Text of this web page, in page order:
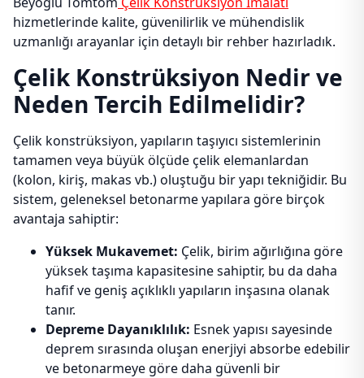
hizmetlerinde kalite, güvenilirlik ve mühendislik
uzmanlığı arayanlar için detaylı bir rehber hazırladık.
Çelik Konstrüksiyon Nedir ve
Neden Tercih Edilmelidir?
Çelik konstrüksiyon, yapıların taşıyıcı sistemlerinin
tamamen veya büyük ölçüde çelik elemanlardan
(kolon, kiriş, makas vb.) oluştuğu bir yapı tekniğidir. Bu
sistem, geleneksel betonarme yapılara göre birçok
avantaja sahiptir:
Yüksek Mukavemet: Çelik, birim ağırlığına göre
yüksek taşıma kapasitesine sahiptir, bu da daha
hafif ve geniş açıklıklı yapıların inşasına olanak
tanır.
Depreme Dayanıklılık: Esnek yapısı sayesinde
deprem sırasında oluşan enerjiyi absorbe edebilir
ve betonarmeye göre daha güvenli bir